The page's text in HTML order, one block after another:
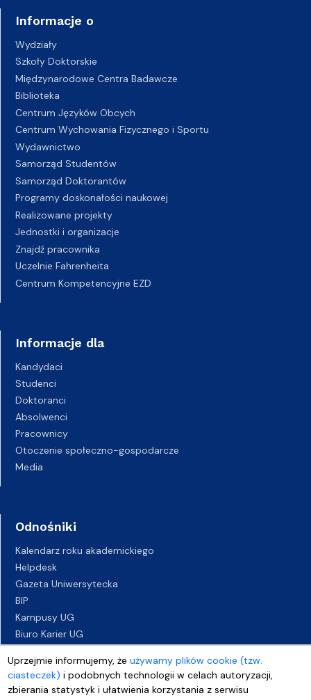
Uprzejmie informujemy, żeużywamy plików cookie (tzw.
ciasteczek) i podobnych technologii w celach autoryzacji,
zbierania statystyk i ułatwienia korzystania z serwisu
Informacje o
Wydziały
Szkoły Doktorskie
Międzynarodowe Centra Badawcze
Biblioteka
Centrum Języków Obcych
Centrum Wychowania Fizycznego i Sportu
Wydawnictwo
Samorząd Studentów
Samorząd Doktorantów
Programy doskonałości naukowej
Realizowane projekty
Jednostki i organizacje
Znajdź pracownika
Uczelnie Fahrenheita
Centrum Kompetencyjne EZD
Informacje dla
Kandydaci
Studenci
Doktoranci
Absolwenci
Pracownicy
Otoczenie społeczno-gospodarcze
Media
Odnośniki
Kalendarz roku akademickiego
Helpdesk
Gazeta Uniwersytecka
BIP
Kampusy UG
Biuro Karier UG
Deklaracja dostępności